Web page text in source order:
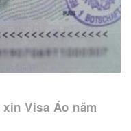
Visa Áo năm